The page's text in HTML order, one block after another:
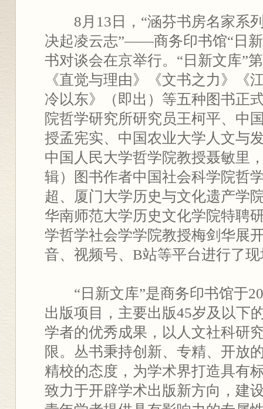
8月13日，“涵芬书房名家系
决起凌云志”——商务印书馆“日
书对谈会在京举行。“日新文库”
《直觉与理由》《文书之力》《
冷以东》（即出）等五种图书正
院哲学研究所研究员王柯平、中
授孟宪实、中国农业大学人文与
中国人民大学哲学院教授聂敏里
辑）图书作者中国社会科学院哲
超、厦门大学历史与文化遗产学
华南师范大学历史文化学院特聘
学哲学社会学学院教授梅剑华展
音、视频号、B站等平台进行了
“日新文库”是商务印书馆于
出版项目，主要出版45岁及以下
学者的优秀成果，以人文社科研
限。丛书秉持创新、专精、开放
精校的态度，为学术界打造具有
致力于开辟学术出版新方向，建